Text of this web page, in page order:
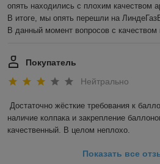
опять находились с плохим качеством
В итоге, мы опять перешли на
Покупатель
Нейтрально
Достаточно жёсткие требования к
наличие колпака и закрепление
качественный. В целом неплохо.
Показать все